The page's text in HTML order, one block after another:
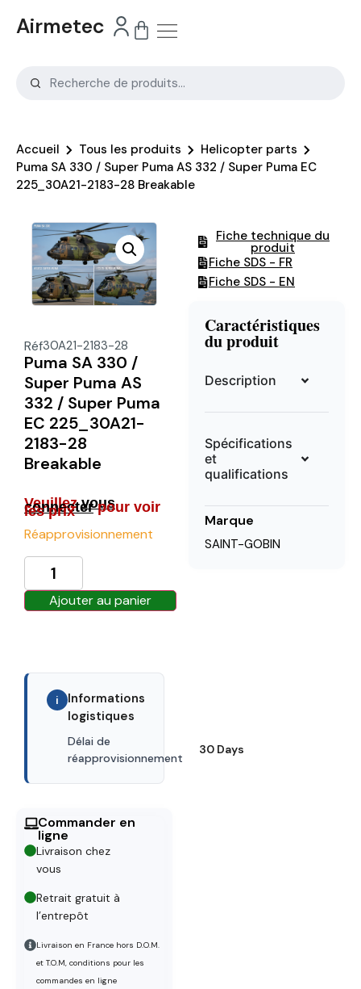
Airmetec
Accueil Tous les produits
Helicopter parts
Puma SA 330 / Super Puma AS 332 / Super Puma EC
225_30A21-2183-28 Breakable
Réf30A21-2183-28
Puma SA 330 /
Super Puma AS
332 / Super Puma
EC 225_30A21-
2183-28
Breakable
Veuillezvous
connecterpour voir
les prix
Réapprovisionnement
Ajouter au panier
i
Informations
logistiques
Délai de
réapprovisionnement
30 Days
Commander en
ligne
Livraison chez
vous
Retrait gratuit à
l’entrepôt
Livraison en France hors D.O.M.
et T.O.M, conditions pour les
commandes en ligne
Fiche technique du
produit
Fiche SDS - FR
Fiche SDS - EN
Caractéristiques
du produit
Description
Spécifications
et
qualifications
Marque
SAINT-GOBIN